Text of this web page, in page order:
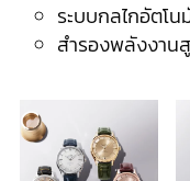
ระบบกลไกอัตโ
สำรองพลังงาน